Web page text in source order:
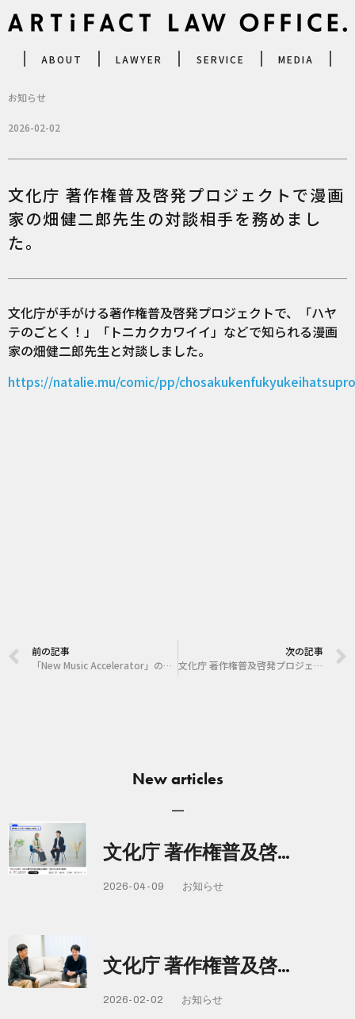
ABOUT LAWYER SERVICE MEDIA
お知らせ
2026-02-02
文化庁 著作権普及啓発プロジェクトで漫画
家の畑健二郎先生の対談相手を務めまし
た。
文化庁が手がける著作権普及啓発プロジェクトで、「ハヤ
テのごとく！」「トニカクカワイイ」などで知られる漫画
家の畑健二郎先生と対談しました。
https://natalie.mu/comic/pp/
前の記事
「New Music Accelerator」のメンターとして採択者への講義を行いました。
次の記事
文化庁 著作権普及啓発プロジェクトで文化庁のYouTubeチャンネルに出演しました。
New articles
文化庁 著作権普及啓…
2026-04-09 お知らせ
文化庁 著作権普及啓…
2026-02-02 お知らせ